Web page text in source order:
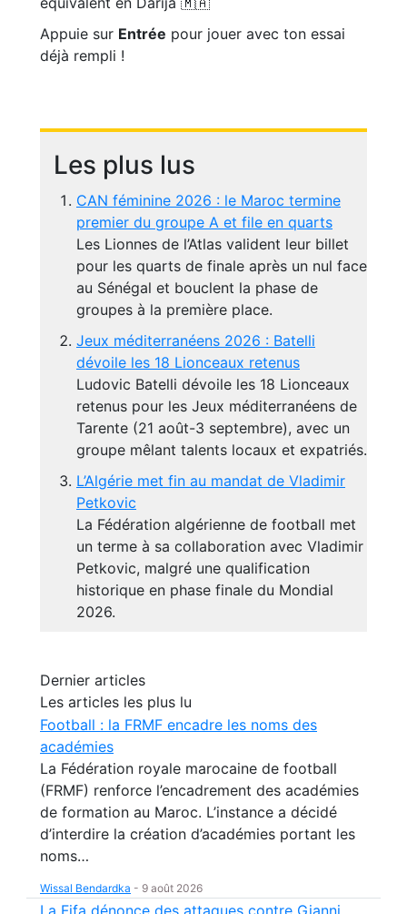
Appuie sur Entrée pour jouer avec ton essai
déjà rempli !
Les plus lus
CAN féminine 2026 : le Maroc termine
premier du groupe A et file en quarts
Les Lionnes de l’Atlas valident leur billet
pour les quarts de finale après un nul face
au Sénégal et bouclent la phase de
groupes à la première place.
Jeux méditerranéens 2026 : Batelli
dévoile les 18 Lionceaux retenus
Ludovic Batelli dévoile les 18 Lionceaux
retenus pour les Jeux méditerranéens de
Tarente (21 août-3 septembre), avec un
groupe mêlant talents locaux et expatriés.
L’Algérie met fin au mandat de Vladimir
Petkovic
La Fédération algérienne de football met
un terme à sa collaboration avec Vladimir
Petkovic, malgré une qualification
historique en phase finale du Mondial
2026.
Dernier articles
Les articles les plus lu
Football : la FRMF encadre les noms des
académies
La Fédération royale marocaine de football
(FRMF) renforce l’encadrement des académies
de formation au Maroc. L’instance a décidé
d’interdire la création d’académies portant les
noms…
Wissal Bendardka - 9 août 2026
La Fifa dénonce des attaques contre Gianni